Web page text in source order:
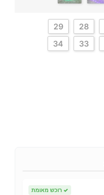
28
29
33
34
✓ רוכש מאומת